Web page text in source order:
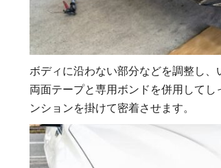
ボディに沿わない部分などを調整し、
両面テープと専用ボンドを併用して
ンションを掛けて密着させます。